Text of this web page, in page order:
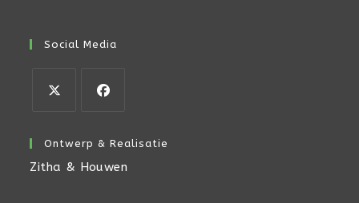
Social Media
in
een
in
een
Ontwerp & Realisatie
Zitha & Houwen